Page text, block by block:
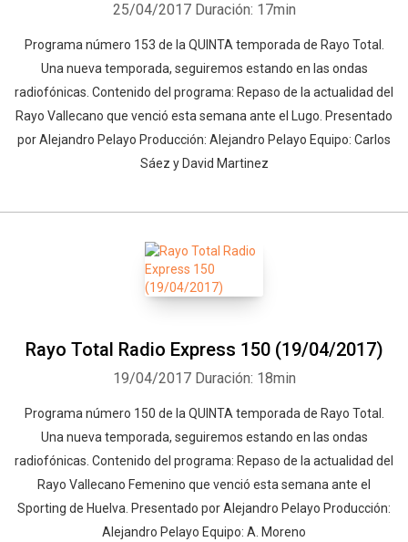
25/04/2017 Duración: 17min
Programa número 153 de la QUINTA temporada de Rayo Total.
Una nueva temporada, seguiremos estando en las ondas
radiofónicas. Contenido del programa: Repaso de la actualidad del
Rayo Vallecano que venció esta semana ante el Lugo. Presentado
por Alejandro Pelayo Producción: Alejandro Pelayo Equipo: Carlos
Sáez y David Martinez
Rayo Total Radio Express 150 (19/04/2017)
19/04/2017 Duración: 18min
Programa número 150 de la QUINTA temporada de Rayo Total.
Una nueva temporada, seguiremos estando en las ondas
radiofónicas. Contenido del programa: Repaso de la actualidad del
Rayo Vallecano Femenino que venció esta semana ante el
Sporting de Huelva. Presentado por Alejandro Pelayo Producción:
Alejandro Pelayo Equipo: A. Moreno